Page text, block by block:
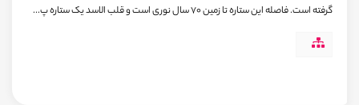
گرفته است. فاصله این ستاره تا زمین 70 سال نوری است و قلب الاسد یک ستاره پ...